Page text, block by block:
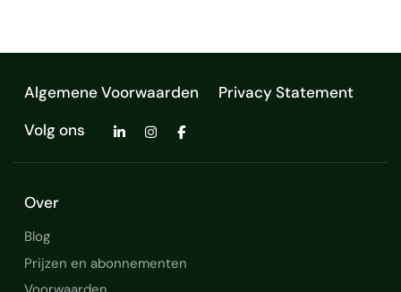
Algemene Voorwaarden
Privacy Statement
Volg ons
Over
Blog
Prijzen en abonnementen